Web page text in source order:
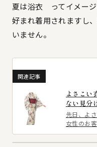
夏は浴衣 ってイメー
好まれ着用されますし
いません。
関連記事
よさこい
ない見分
先日、よ
女性のお